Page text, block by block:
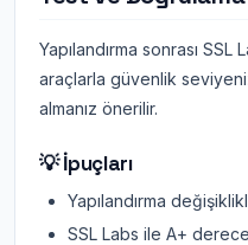
Yapılandırma sonrası
araçlarla güvenlik
almanız önerilir.
💡 İpuçları
Yapılandırma
SSL Labs ile A+